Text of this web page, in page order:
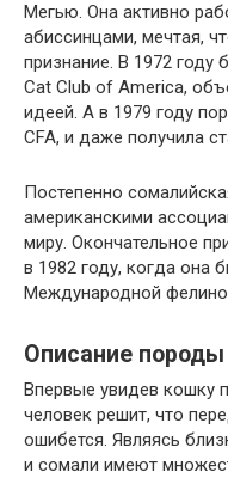
Мегью. Она активно
абиссинцами, мечтая,
признание. В 1972 году
Cat Club of America,
идеей. А в 1979 году
CFA, и даже получила
Постепенно
американскими
миру. Окончательное
в 1982 году, когда она
Международной
Описание породы
Впервые увидев кошку
человек решит, что
ошибется. Являясь
и сомали имеют